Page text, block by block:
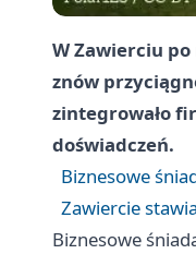
W Zawierciu
znów
zintegrowało
doświadczeń.
Biznesowe
Zawiercie
Biznesowe